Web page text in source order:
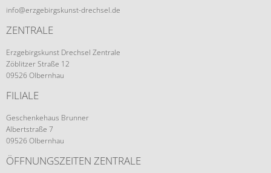
info@erzgebirgskunst-drechsel.de
ZENTRALE
Erzgebirgskunst Drechsel Zentrale
Zöblitzer Straße 12
09526 Olbernhau
FILIALE
Geschenkehaus Brunner
Albertstraße 7
09526 Olbernhau
ÖFFNUNGSZEITEN ZENTRALE